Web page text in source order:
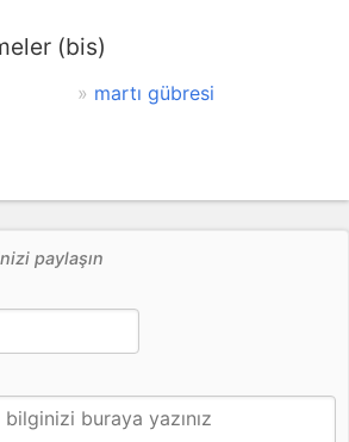
(bis)
martı gübresi
paylaşın